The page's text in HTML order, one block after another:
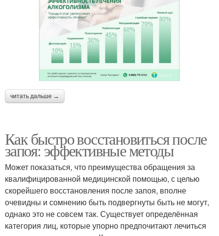
читать дальше →
Как быстро восстановиться после
запоя: эффективные методы
Может показаться, что преимущества обращения за
квалифицированной медицинской помощью, с целью
скорейшего восстановления после запоя, вполне
очевидны и сомнению быть подвергнуты быть не могут,
однако это не совсем так. Существует определённая
категория лиц, которые упорно предпочитают лечиться